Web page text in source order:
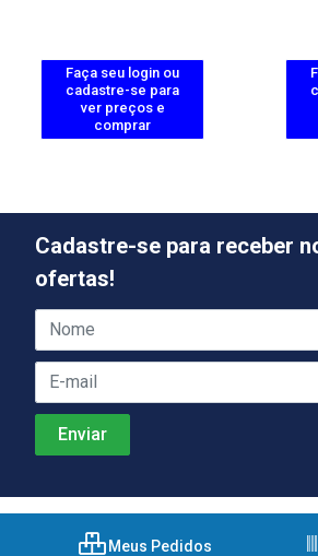
Faça seu login ou
cadastre-se para
ver preços e
comprar
Cadastre-se para receber
ofertas!
Meus Pedidos